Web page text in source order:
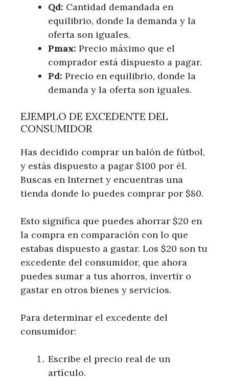
Qd: Cantidad demandada en
equilibrio, donde la demanda y la
oferta son iguales.
Pmax: Precio máximo que el
comprador está dispuesto a pagar.
Pd: Precio en equilibrio, donde la
demanda y la oferta son iguales.
EJEMPLO DE EXCEDENTE DEL
CONSUMIDOR
Has decidido comprar un balón de fútbol,
y estás dispuesto a pagar $100 por él.
Buscas en Internet y encuentras una
tienda donde lo puedes comprar por $80.
Esto significa que puedes ahorrar $20 en
la compra en comparación con lo que
estabas dispuesto a gastar. Los $20 son tu
excedente del consumidor, que ahora
puedes sumar a tus ahorros, invertir o
gastar en otros bienes y servicios.
Para determinar el excedente del
consumidor:
Escribe el precio real de un
artículo.